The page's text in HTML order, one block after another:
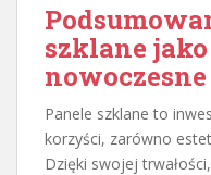
szklane
Panele szklane to
korzyści, zarówno
Dzięki swojej